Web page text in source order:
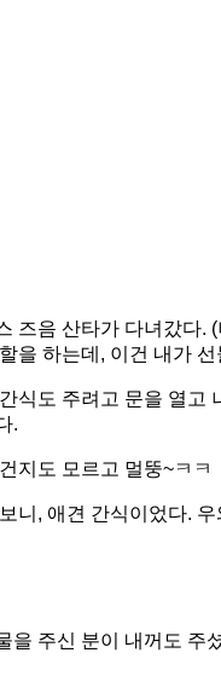
즈음 산타가 다녀갔다.
을 하는데, 이건 내가
식도 주려고 문을 열고
.
지도 모르고 멀뚱~ㅋㅋ
니, 애견 간식이었다.
을 주신 분이 내꺼도 주